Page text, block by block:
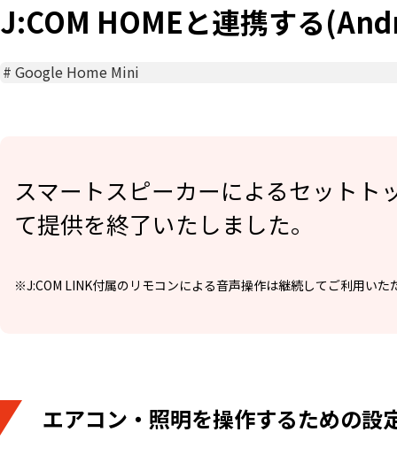
J:COM HOMEと連携する
#Google Home Mini
スマートスピーカーによるセットト
て提供を終了いたしました。
※J:COM LINK付属のリモコンによる音声操作は継続してご利用いた
エアコン・照明を操作するための設